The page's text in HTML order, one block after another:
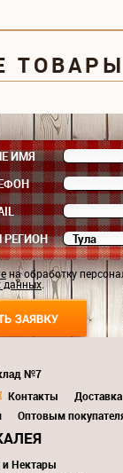
ТОВАРЫ
ИМЯ
РЕГИОН
на обработку
данных.
№7
Контакты
Доставка
Оптовым
Нектары